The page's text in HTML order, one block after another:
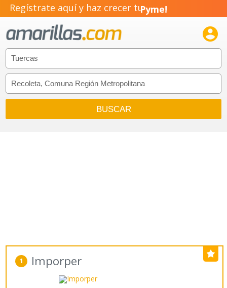
Regístrate aquí y haz crecer tu
Pyme!
Emprendimiento!

1 Imporper